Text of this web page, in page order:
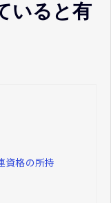
いると有
資格の所持